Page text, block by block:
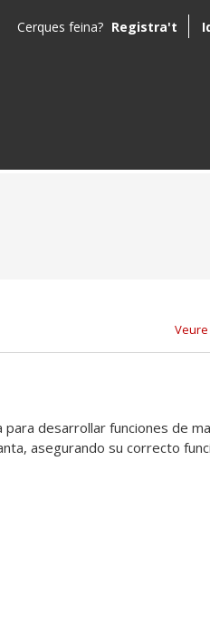
Cerques feina? Registra't
desarrollar funciones de
asegurando su correcto